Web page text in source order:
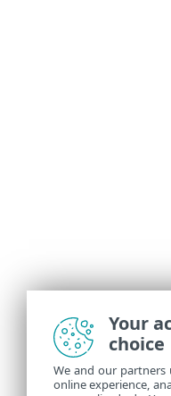
Your
choice
We and our partners
online experience,